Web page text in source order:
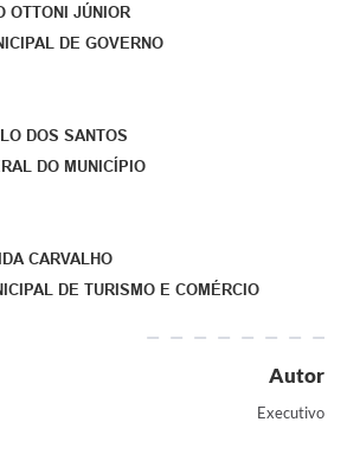
OTTONI JÚNIOR
DE GOVERNO
DOS SANTOS
DO MUNICÍPIO
CARVALHO
DE TURISMO E COMÉRCIO
Autor
Executivo